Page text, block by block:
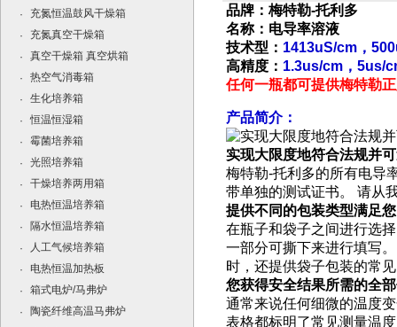
·
充氮恒温鼓风干燥箱
·
充氮真空干燥箱
·
真空干燥箱 真空烘箱
·
热空气消毒箱
·
生化培养箱
·
恒温恒湿箱
·
霉菌培养箱
·
光照培养箱
·
干燥培养两用箱
·
电热恒温培养箱
·
隔水恒温培养箱
·
人工气候培养箱
·
电热恒温加热板
·
箱式电炉/马弗炉
·
陶瓷纤维高温马弗炉
品牌：梅特勒-托利多
名称：电导率溶液
技术型： 1413uS/cm，
高精度： 1.3us/cm，5us/
任何一瓶都可提供梅特勒
产品简介：
实现大限度地符合法规并
梅特勒-托利多的所有电导
带单独的测试证书。 请从
提供不同的包装类型满足
在瓶子和袋子之间进行选
一部分可撕下来进行填写
时，还提供袋子包装的常
您获得安全结果所需的全
通常来说任何细微的温度
表格都标明了常见测量温